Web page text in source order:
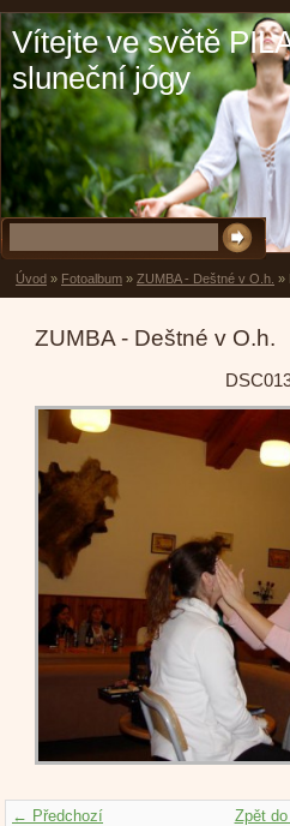
Vítejte ve světě
sluneční jógy
Úvod » Fotoalbum » ZUMBA - Deštné v O.h. »
ZUMBA - Deštné v O.h.
← Předchozí Zpět